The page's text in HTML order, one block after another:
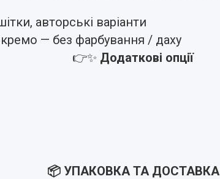
авторські варіанти
— без фарбування / даху
👉✨ Додаткові опції
📦 УПАКОВКА ТА ДОСТАВКА